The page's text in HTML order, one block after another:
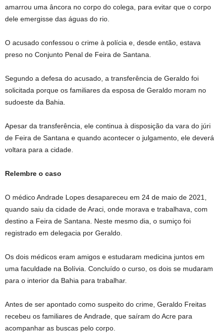
amarrou uma âncora no corpo do colega, para evitar que o corpo
dele emergisse das águas do rio.
O acusado confessou o crime à polícia e, desde então, estava
preso no Conjunto Penal de Feira de Santana.
Segundo a defesa do acusado, a transferência de Geraldo foi
solicitada porque os familiares da esposa de Geraldo moram no
sudoeste da Bahia.
Apesar da transferência, ele continua à disposição da vara do júri
de Feira de Santana e quando acontecer o julgamento, ele deverá
voltara para a cidade.
Relembre o caso
O médico Andrade Lopes desapareceu em 24 de maio de 2021,
quando saiu da cidade de Araci, onde morava e trabalhava, com
destino a Feira de Santana. Neste mesmo dia, o sumiço foi
registrado em delegacia por Geraldo.
Os dois médicos eram amigos e estudaram medicina juntos em
uma faculdade na Bolívia. Concluído o curso, os dois se mudaram
para o interior da Bahia para trabalhar.
Antes de ser apontado como suspeito do crime, Geraldo Freitas
recebeu os familiares de Andrade, que saíram do Acre para
acompanhar as buscas pelo corpo.